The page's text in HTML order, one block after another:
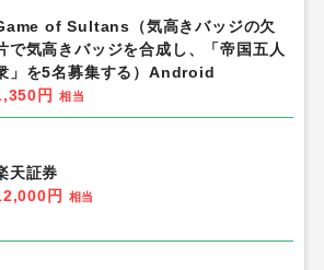
of Sultans（気高きバッジの欠
で気高きバッジを合成し、「帝国五人
」を5名募集する）Android
円
相当
天証券
円
相当